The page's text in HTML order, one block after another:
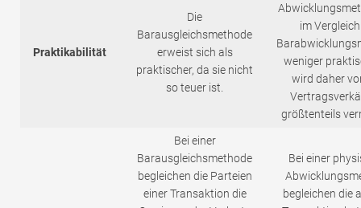
Praktikabilität
Die
Barausgleichsmethode
erweist sich als
praktischer, da sie nicht
so teuer ist.
im
weniger
wird daher
größtenteils
Bei einer
Barausgleichsmethode
begleichen die Parteien
einer Transaktion die
Bei einer
begleichen die